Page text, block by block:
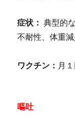
症状： 典型的
不耐性、体重減
ワクチン： 月
嘔吐